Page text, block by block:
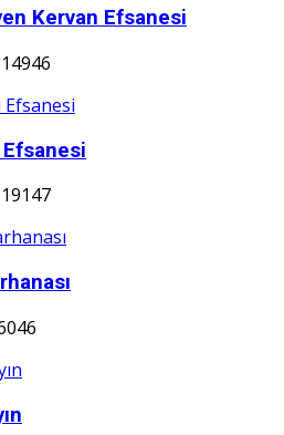
Kervan Efsanesi
14946
19147